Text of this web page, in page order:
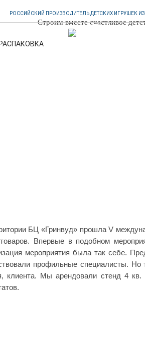
РОССИЙСКИЙ ПРОИЗВОДИТЕЛЬ ДЕТСКИХ ИГРУШЕК
Строим вместе счастливое
РАСПАКОВКА
БЦ «Гринвуд» прошла V
Впервые в подобном
мероприятия была так себе.
профильные специалисты.
клиента. Мы арендовали стенд 4 кв.